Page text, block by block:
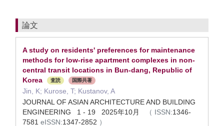
論文
A study on residents' preferences for maintenance
methods for low-rise apartment complexes in non-
central transit locations in Bun-dang, Republic of
Korea
査読 国際共著
Jin, K; Kurose, T; Kustanov, A
JOURNAL OF ASIAN ARCHITECTURE AND BUILDING
ENGINEERING 1 - 19 2025年10月
（ ISSN:1346-
7581 eISSN:1347-2852 ）